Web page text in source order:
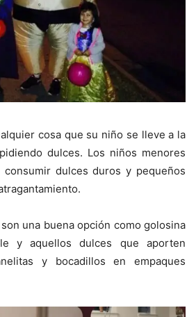
cosa que su niño se lleve a la
dulces. Los niños menores
dulces duros y pequeños
una buena opción como golosina
y aquellos dulces que aporten
y bocadillos en empaques